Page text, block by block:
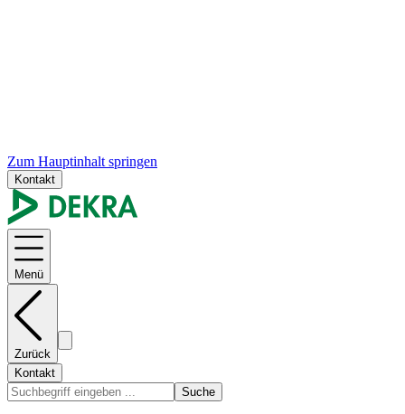
Zum Hauptinhalt springen
Kontakt
Menü
Zurück
Kontakt
Suche